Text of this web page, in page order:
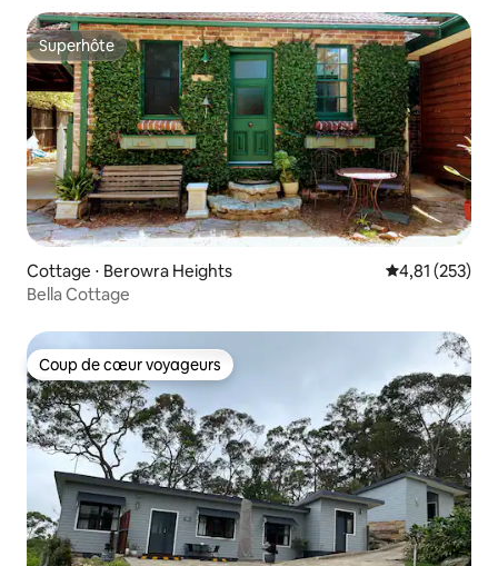
Superhôte
Superhôte
Cottage ⋅ Berowra Heights Évaluation
4,81 (253)
Bella Cottage
Coup de cœur voyageurs
Coup de cœur voyageurs